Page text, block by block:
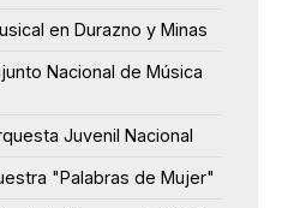
en Durazno y Minas
Nacional de Música
Juvenil Nacional
"Palabras de Mujer"